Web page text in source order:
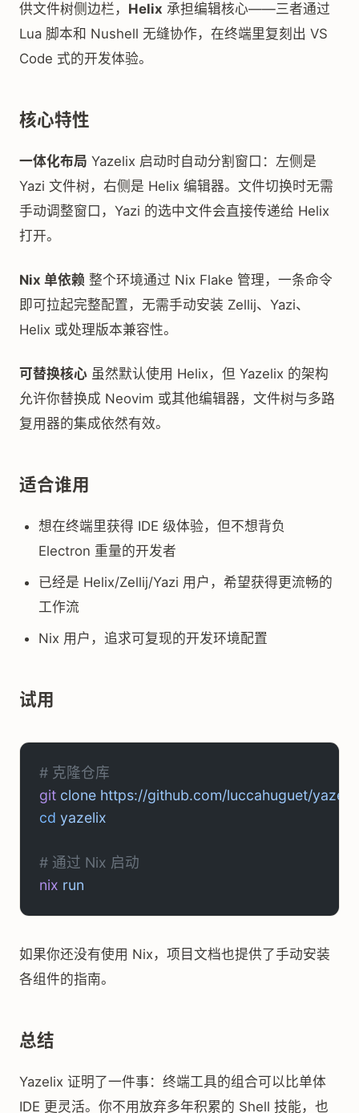
供文件树侧边栏， Helix 承担编辑核心——三者通过
Lua 脚本和 Nushell 无缝协作，在终端里复刻出 VS
Code 式的开发体验。
核心特性
一体化布局 Yazelix 启动时自动分割窗口：左侧是
Yazi 文件树，右侧是 Helix 编辑器。文件切换时无需
手动调整窗口，Yazi 的选中文件会直接传递给 Helix
打开。
Nix 单依赖 整个环境通过 Nix Flake 管理，一条命令
即可拉起完整配置，无需手动安装 Zellij、Yazi、
Helix 或处理版本兼容性。
可替换核心 虽然默认使用 Helix，但 Yazelix 的架构
允许你替换成 Neovim 或其他编辑器，文件树与多路
复用器的集成依然有效。
适合谁用
想在终端里获得 IDE 级体验，但不想背负
Electron 重量的开发者
已经是 Helix/Zellij/Yazi 用户，希望获得更流畅的
工作流
Nix 用户，追求可复现的开发环境配置
试用
# 克隆仓库
git clone https://github.com/luccahuguet/
cd yazelix
# 通过 Nix 启动
nix run
如果你还没有使用 Nix，项目文档也提供了手动安装
各组件的指南。
总结
Yazelix 证明了一件事：终端工具的组合可以比单体
IDE 更灵活。你不用放弃多年积累的 Shell 技能，也